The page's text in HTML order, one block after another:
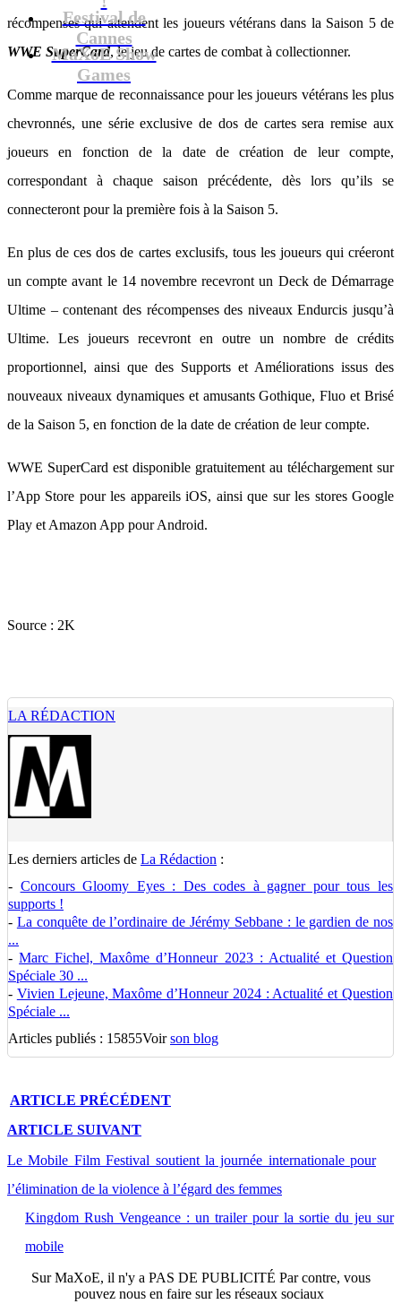
Festival de
Cannes
MaXoE Show
Games
récompenses qui attendent les joueurs vétérans dans la Saison 5 de
WWE SuperCard, le jeu de cartes de combat à collectionner.
Comme marque de reconnaissance pour les joueurs vétérans les plus
chevronnés, une série exclusive de dos de cartes sera remise aux
joueurs en fonction de la date de création de leur compte,
correspondant à chaque saison précédente, dès lors qu’ils se
connecteront pour la première fois à la Saison 5.
En plus de ces dos de cartes exclusifs, tous les joueurs qui créeront
un compte avant le 14 novembre recevront un Deck de Démarrage
Ultime – contenant des récompenses des niveaux Endurcis jusqu’à
Ultime. Les joueurs recevront en outre un nombre de crédits
proportionnel, ainsi que des Supports et Améliorations issus des
nouveaux niveaux dynamiques et amusants Gothique, Fluo et Brisé
de la Saison 5, en fonction de la date de création de leur compte.
WWE SuperCard est disponible gratuitement au téléchargement sur
l’App Store pour les appareils iOS, ainsi que sur les stores Google
Play et Amazon App pour Android.
Source : 2K
LA RÉDACTION
Les derniers articles de La Rédaction :
- Concours Gloomy Eyes : Des codes à gagner pour tous les
supports !
- La conquête de l’ordinaire de Jérémy Sebbane : le gardien de nos
...
-Marc Fichel, Maxôme d’Honneur 2023 : Actualité et Question
Spéciale 30 ...
- Vivien Lejeune, Maxôme d’Honneur 2024 : Actualité et Question
Spéciale ...
Articles publiés : 15855Voirson blog
ARTICLE PRÉCÉDENT
ARTICLE SUIVANT
Le Mobile Film Festival soutient la journée internationale pour
l’élimination de la violence à l’égard des femmes
Kingdom Rush Vengeance : un trailer pour la sortie du jeu sur
mobile
SurMaXoE, il n'y a PAS DE PUBLICITÉ Par contre, vous
pouvez nous en faire sur les réseaux sociaux